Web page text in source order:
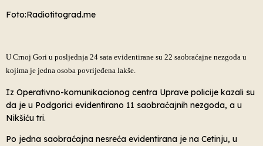
Foto:Radiotitograd.me
U Crnoj Gori u posljednja 24 sata evidentirane su 22 saobraćajne nezgoda u
kojima je jedna osoba povrijeđena lakše.
Iz Operativno-komunikacionog centra Uprave policije kazali su
da je u Podgorici evidentirano 11 saobraćajnih nezgoda, a u
Nikšiću tri.
Po jedna saobraćajna nesreća evidentirana je na Cetinju, u